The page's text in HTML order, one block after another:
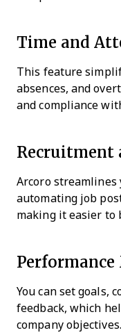
Time and
This feature
absences, and
and compliance
Recruitment
Arcoro streamlines
automating job
making it easier to
You can set goals,
feedback, which
company objectives.